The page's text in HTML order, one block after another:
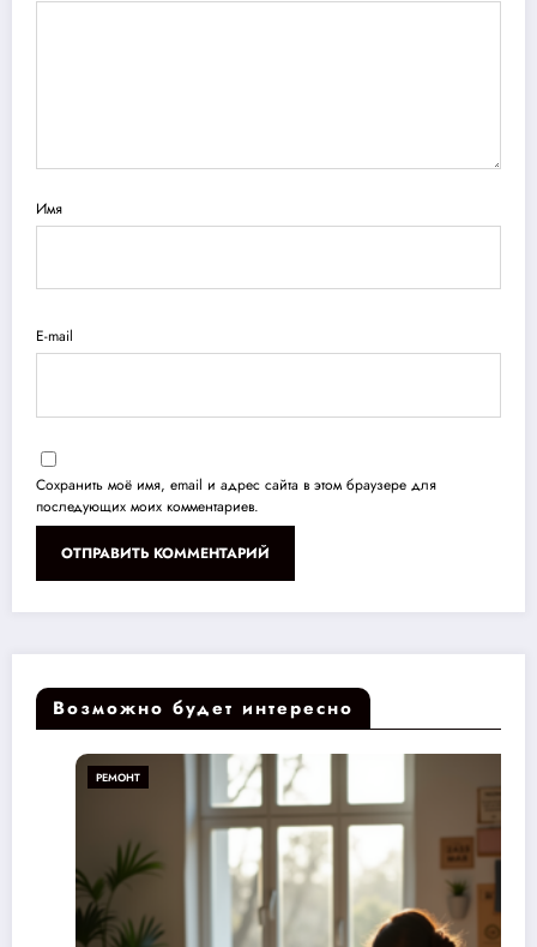
Имя
E-mail
Сохранить моё имя, email и адрес сайта в этом браузере для
последующих моих комментариев.
Возможно будет интересно